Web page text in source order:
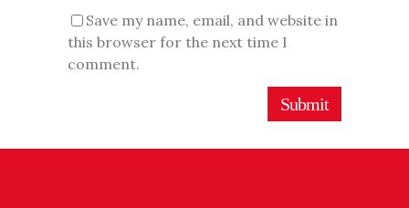
Save my name, email, and website in
this browser for the next time I
comment.